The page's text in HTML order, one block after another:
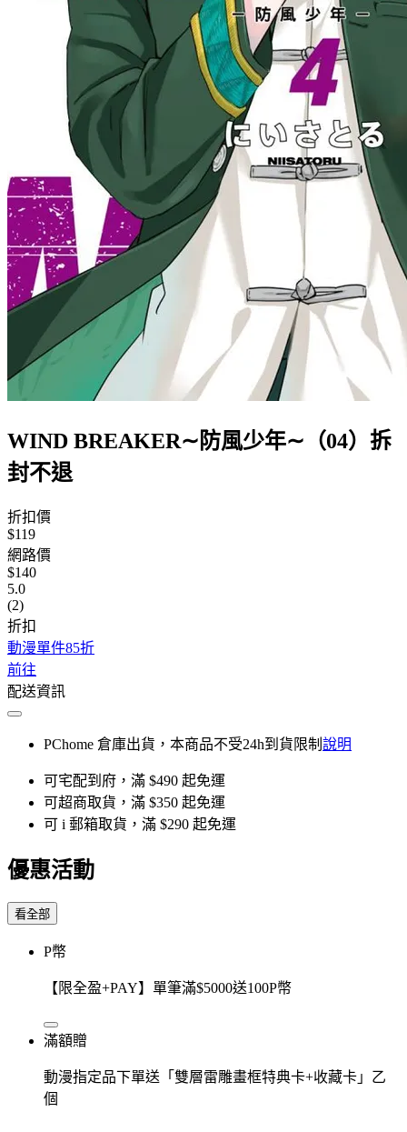
WIND BREAKER∼防風少年∼（04）拆
封不退
折扣價
$119
網路價
$140
5.0
(2)
折扣
動漫單件85折
前往
配送資訊
PChome 倉庫出貨，本商品不受24h到貨限制 說明
可宅配到府，滿 $490 起免運
可超商取貨，滿 $350 起免運
可 i 郵箱取貨，滿 $290 起免運
優惠活動
看全部
P幣
【限全盈+PAY】單筆滿$5000送100P幣
滿額贈
動漫指定品下單送「雙層雷雕畫框特典卡+收藏卡」乙
個